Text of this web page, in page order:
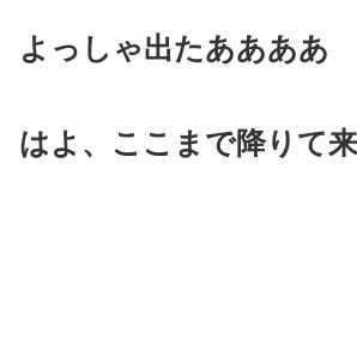
よっしゃ出たああああ
はよ、ここまで降りて来